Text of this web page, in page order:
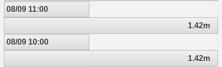
08/09 11:00
1.42m
08/09 10:00
1.42m